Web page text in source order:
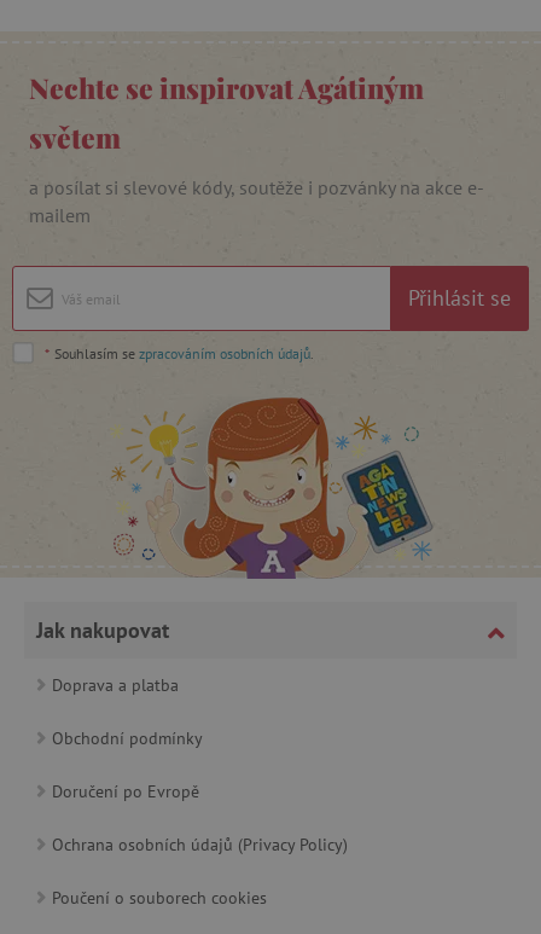
Nechte se inspirovat Agátiným
světem
a posílat si slevové kódy, soutěže i pozvánky na akce e-
mailem
Přihlásit se
* Souhlasím se zpracováním osobních údajů.
Jak nakupovat
Doprava a platba
Obchodní podmínky
Doručení po Evropě
Ochrana osobních údajů (Privacy Policy)
Poučení o souborech cookies
cjConsent
CookieScriptConsent
CookieScript
www.agatinsvet.cz
PHPSESSID
Google Privacy Policy